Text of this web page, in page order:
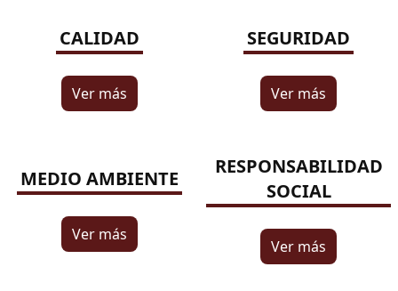
CALIDAD
Ver más
SEGURIDAD
Ver más
MEDIO AMBIENTE
Ver más
RESPONSABILIDAD
SOCIAL
Ver más